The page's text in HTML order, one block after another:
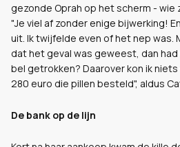
gezonde Oprah op het scherm - wie
"Je viel af zonder enige bijwerking!
uit. Ik twijfelde even of het nep was.
dat het geval was geweest, dan had
bel getrokken? Daarover kon ik
280 euro die pillen besteld", aldus
De bank op de lijn